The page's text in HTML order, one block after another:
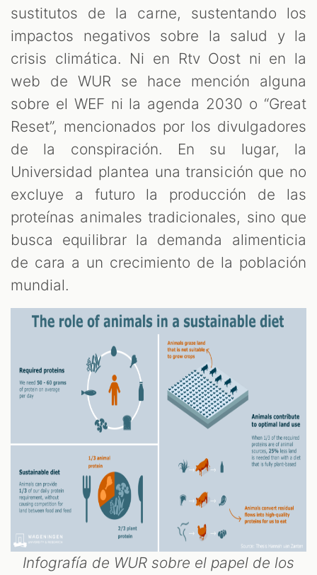
sustitutos de la carne, sustentando los
impactos negativos sobre la salud y la
crisis climática. Ni en Rtv Oost ni en la
web de WUR se hace mención alguna
sobre el WEF ni la agenda 2030 o “Great
Reset”, mencionados por los divulgadores
de la conspiración. En su lugar, la
Universidad plantea una transición que no
excluye a futuro la producción de las
proteínas animales tradicionales, sino que
busca equilibrar la demanda alimenticia
de cara a un crecimiento de la población
mundial.
Infografía de WUR sobre el papel de los